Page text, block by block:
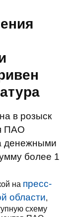
в розыск
ПАО
денежными
более 1
на пресс-
области,
схему